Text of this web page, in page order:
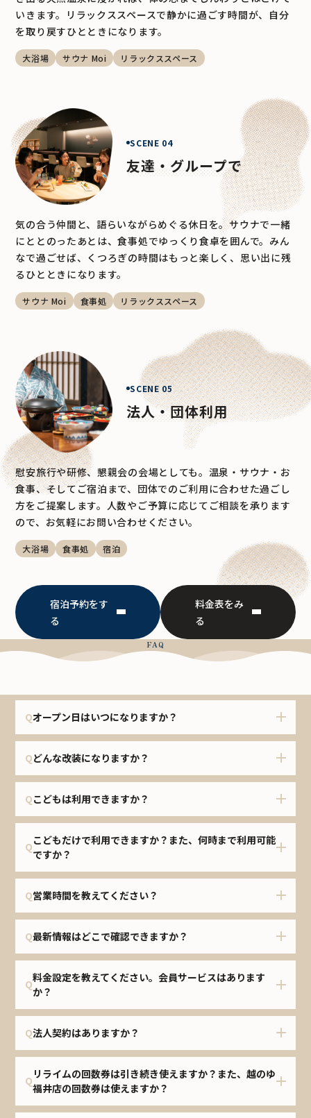
いきます。リラックススペースで静かに過ごす時間が、自分
を取り戻すひとときになります。
大浴場 サウナ Moi リラックススペース
SCENE 04
友達・グループで
気の合う仲間と、語らいながらめぐる休日を。サウナで一緒
にととのったあとは、食事処でゆっくり食卓を囲んで。みん
なで過ごせば、くつろぎの時間はもっと楽しく、思い出に残
るひとときになります。
サウナ Moi 食事処 リラックススペース
SCENE 05
法人・団体利用
慰安旅行や研修、懇親会の会場としても。温泉・サウナ・お
食事、そしてご宿泊まで、団体でのご利用に合わせた過ごし
方をご提案します。人数やご予算に応じてご相談を承ります
ので、お気軽にお問い合わせください。
大浴場 食事処 宿泊
宿泊予約をす
る
料金表をみ
る
FAQ
よくあるご質問
Qオープン日はいつになりますか？
Qどんな改装になりますか？
Qこどもは利用できますか？
Q
こどもだけで利用できますか？また、何時まで利用可能
ですか？
Q営業時間を教えてください？
Q最新情報はどこで確認できますか？
Q
料金設定を教えてください。会員サービスはあります
か？
Q法人契約はありますか？
Q
リライムの回数券は引き続き使えますか？また、越のゆ
福井店の回数券は使えますか？